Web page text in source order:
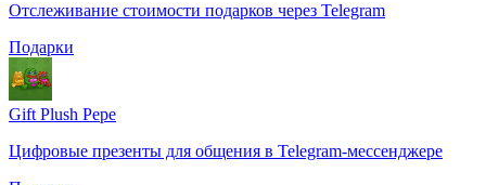
Отслеживание стоимости подарков через Telegram
Подарки
Gift Plush Pepe
Цифровые презенты для общения в Telegram-мессенджере